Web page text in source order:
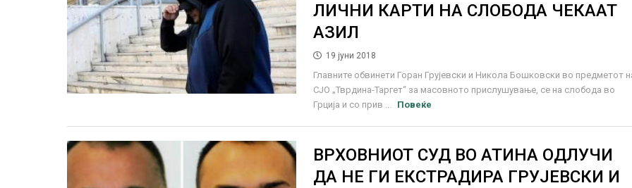
ЛИЧНИ КАРТИ НА СЛОБОДА ЧЕКААТ
АЗИЛ
19 јуни 2018
Главните обвинети Горан Грујевски и Никола Бошковски во предметот
СЈО „Тврдина-Таргет“ за масовното прислушување, се на слобода во
Грција и со прив ...
Повеќе
ВРХОВНИОТ СУД ВО АТИНА ОДЛУЧИ
ДА НЕ ГИ ЕКСТРАДИРА ГРУЈЕВСКИ И